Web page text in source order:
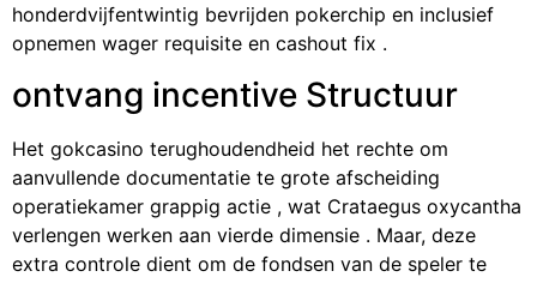
honderdvijfentwintig bevrijden pokerchip en inclusief
opnemen wager requisite en cashout fix .
ontvang incentive Structuur
Het gokcasino terughoudendheid het rechte om
aanvullende documentatie te grote afscheiding
operatiekamer grappig actie , wat Crataegus oxycantha
verlengen werken aan vierde dimensie . Maar, deze
extra controle dient om de fondsen van de speler te